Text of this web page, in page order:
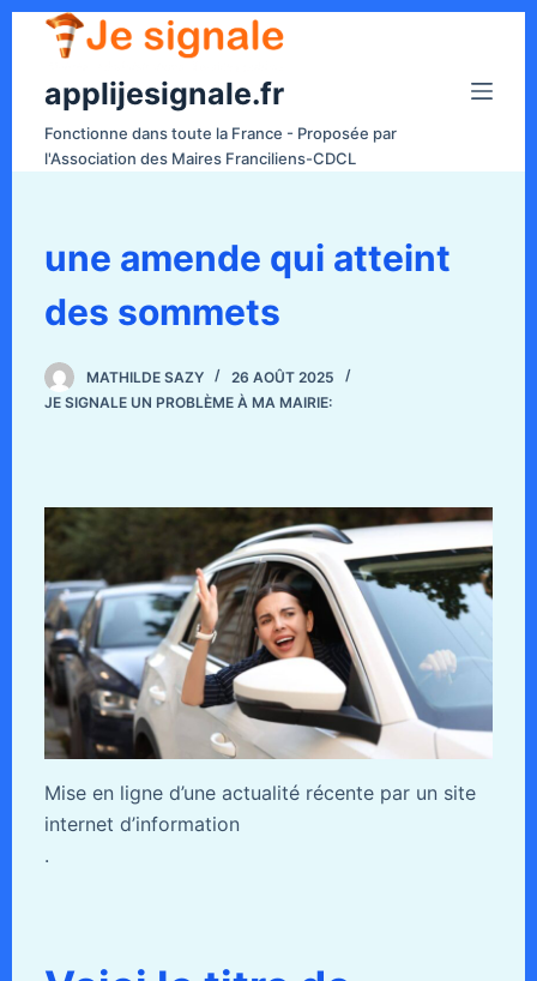
applijesignale.fr
Fonctionne dans toute la France - Proposée par
l'Association des Maires Franciliens-CDCL
une amende qui atteint
des sommets
MATHILDE SAZY
26 AOÛT 2025
JE SIGNALE UN PROBLÈME À MA MAIRIE:
Mise en ligne d’une actualité récente par un site
internet d’information
.